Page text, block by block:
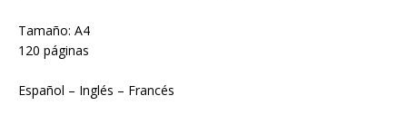
Tamaño: A4
120 páginas
Español – Inglés – Francés